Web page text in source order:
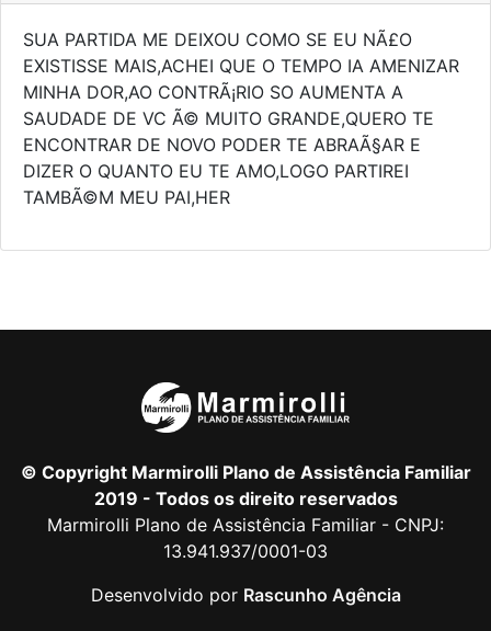
SUA PARTIDA ME DEIXOU COMO SE EU NÃ£O
EXISTISSE MAIS,ACHEI QUE O TEMPO IA AMENIZAR
MINHA DOR,AO CONTRÃ¡RIO SO AUMENTA A
SAUDADE DE VC Ã© MUITO GRANDE,QUERO TE
ENCONTRAR DE NOVO PODER TE ABRAÃ§AR E
DIZER O QUANTO EU TE AMO,LOGO PARTIREI
TAMBÃ©M MEU PAI,HER
© Copyright Marmirolli Plano de Assistência Familiar
2019 - Todos os direito reservados
Marmirolli Plano de Assistência Familiar - CNPJ:
13.941.937/0001-03
Desenvolvido por Rascunho Agência